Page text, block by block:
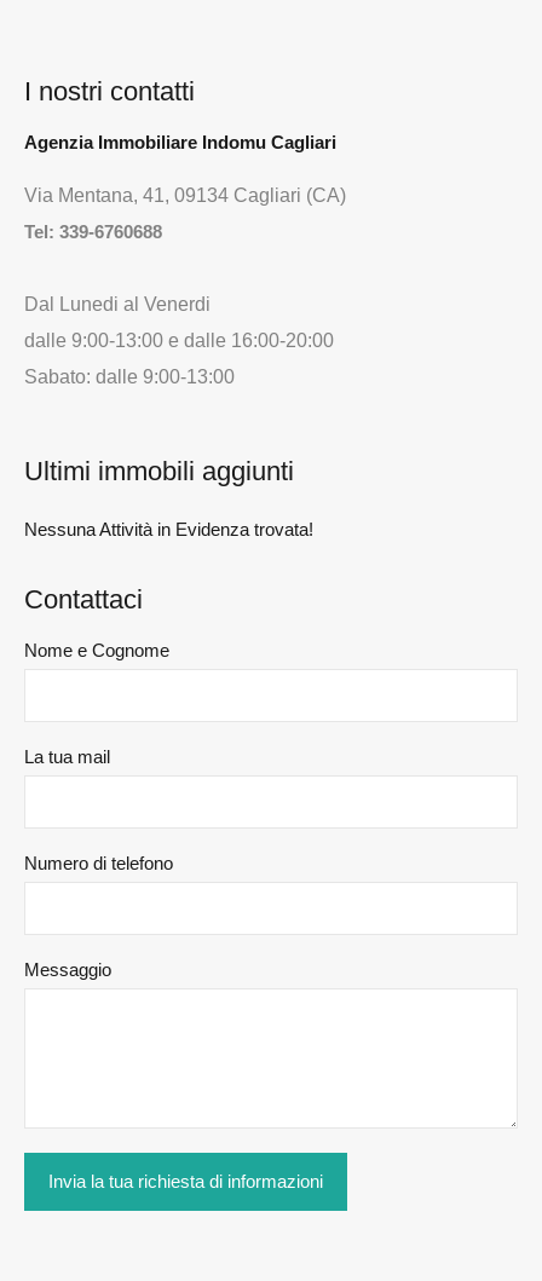
I nostri contatti
Agenzia Immobiliare Indomu Cagliari
Via Mentana, 41, 09134 Cagliari (CA)
Tel: 339-6760688
Dal Lunedi al Venerdi
dalle 9:00-13:00 e dalle 16:00-20:00
Sabato: dalle 9:00-13:00
Ultimi immobili aggiunti
Nessuna Attività in Evidenza trovata!
Contattaci
Nome e Cognome
La tua mail
Numero di telefono
Messaggio